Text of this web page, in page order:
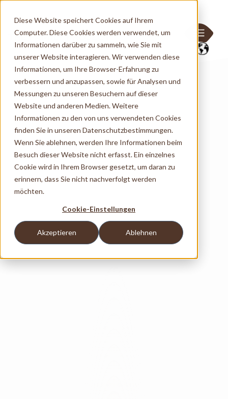
Diese Website speichert Cookies auf Ihrem
Computer. Diese Cookies werden verwendet, um
Informationen darüber zu sammeln, wie Sie mit
unserer Website interagieren. Wir verwenden diese
Informationen, um Ihre Browser-Erfahrung zu
verbessern und anzupassen, sowie für Analysen und
Messungen zu unseren Besuchern auf dieser
Website und anderen Medien. Weitere
Informationen zu den von uns verwendeten Cookies
finden Sie in unseren Datenschutzbestimmungen.
Wenn Sie ablehnen, werden Ihre Informationen beim
Besuch dieser Website nicht erfasst. Ein einzelnes
Cookie wird in Ihrem Browser gesetzt, um daran zu
erinnern, dass Sie nicht nachverfolgt werden
möchten.
Cookie-Einstellungen
Akzeptieren Ablehnen